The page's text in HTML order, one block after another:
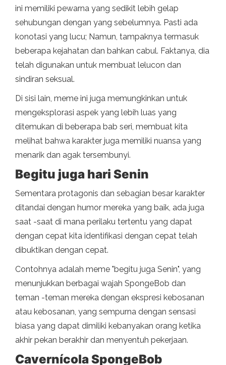
ini memiliki pewarna yang sedikit lebih gelap
sehubungan dengan yang sebelumnya. Pasti ada
konotasi yang lucu; Namun, tampaknya termasuk
beberapa kejahatan dan bahkan cabul. Faktanya, dia
telah digunakan untuk membuat lelucon dan
sindiran seksual.
Di sisi lain, meme ini juga memungkinkan untuk
mengeksplorasi aspek yang lebih luas yang
ditemukan di beberapa bab seri, membuat kita
melihat bahwa karakter juga memiliki nuansa yang
menarik dan agak tersembunyi.
Begitu juga hari Senin
Sementara protagonis dan sebagian besar karakter
ditandai dengan humor mereka yang baik, ada juga
saat -saat di mana perilaku tertentu yang dapat
dengan cepat kita identifikasi dengan cepat telah
dibuktikan dengan cepat.
Contohnya adalah meme "begitu juga Senin", yang
menunjukkan berbagai wajah SpongeBob dan
teman -teman mereka dengan ekspresi kebosanan
atau kebosanan, yang sempurna dengan sensasi
biasa yang dapat dimiliki kebanyakan orang ketika
akhir pekan berakhir dan menyentuh pekerjaan.
Cavernícola SpongeBob